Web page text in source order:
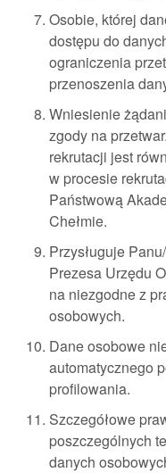
Osobie, której
dostępu do
ograniczenia
przenoszenia
Wniesienie
zgody na
rekrutacji jest
w procesie
Państwową
Chełmie.
Przysługuje
Prezesa Urzędu
na niezgodne z
osobowych.
Dane osobowe
automatycznego
profilowania.
Szczegółowe
poszczególnych
danych